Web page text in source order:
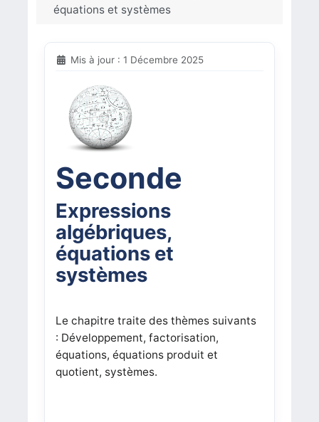
équations et systèmes
Mis à jour : 1 Décembre 2025
Seconde
Expressions
algébriques,
équations et
systèmes
Le chapitre traite des thèmes suivants
: Développement, factorisation,
équations, équations produit et
quotient, systèmes.